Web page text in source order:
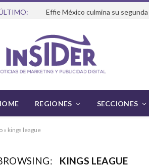
Effie México culmina su
REGIONES SECCIONES
» kings league
KINGS LEAGUE